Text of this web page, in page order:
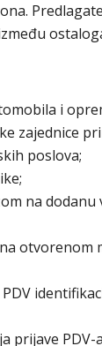
i
zajednice
poslova;
na
otvorenom
prijave PDV-